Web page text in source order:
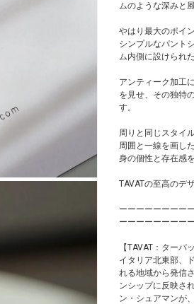
ムのような深みと
やはり最大のポイ
シンプルなパント
ム内側に設けられ
アンティーク加工
を見せ、その独特
す。
周りと同じスタイ
周囲と一線を画し
身の個性と存在感
TAVATの至高のデ
ーーーーーーーー
ーーーーーーーー
【TAVAT：ターバ
イタリア北東部、
れる地域から発信
ンシップに反映さ
ン・シュアマンが